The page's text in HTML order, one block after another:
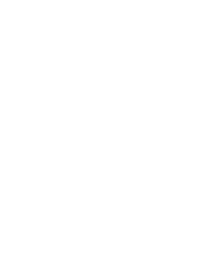
広大な敷地に神の使い
大社など見どころがたく